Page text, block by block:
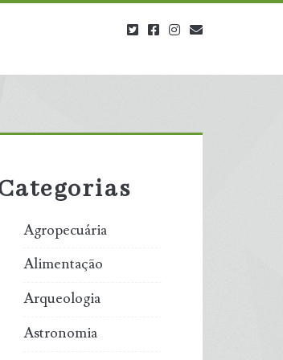
twitterfacebookinstagram
Agropecuária
Alimentação
Arqueologia
Astronomia